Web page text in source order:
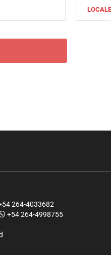
264-4033682
+54 264-4998755